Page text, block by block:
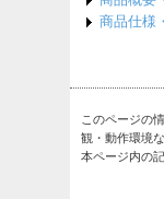
商品仕様
このページの
観・動作環境
本ページ内の